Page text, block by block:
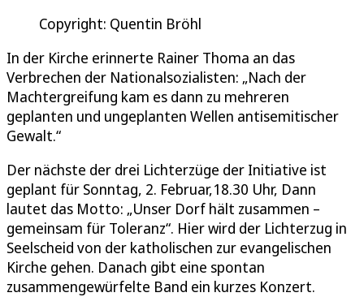
Copyright: Quentin Bröhl
In der Kirche erinnerte Rainer Thoma an das
Verbrechen der Nationalsozialisten: „Nach der
Machtergreifung kam es dann zu mehreren
geplanten und ungeplanten Wellen antisemitischer
Gewalt.“
Der nächste der drei Lichterzüge der Initiative ist
geplant für Sonntag, 2. Februar,18.30 Uhr, Dann
lautet das Motto: „Unser Dorf hält zusammen –
gemeinsam für Toleranz“. Hier wird der Lichterzug in
Seelscheid von der katholischen zur evangelischen
Kirche gehen. Danach gibt eine spontan
zusammengewürfelte Band ein kurzes Konzert.